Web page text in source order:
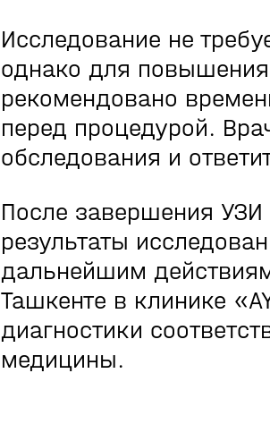
Исследование не
однако для
рекомендовано
перед процедурой.
обследования и
После завершения УЗИ
результаты
дальнейшим
Ташкенте в клинике
диагностики
медицины.